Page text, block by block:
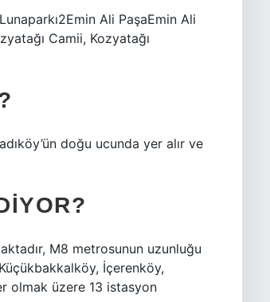
Ali PaşaEmin Ali
Camii, Kozyatağı
doğu ucunda yer alır ve
M8 metrosunun uzunluğu
İçerenköy,
olmak üzere 13 istasyon